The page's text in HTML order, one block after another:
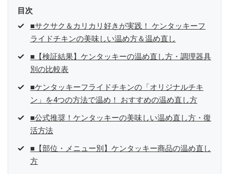
目次
■サクサク＆カリカリ好きが実践！ ケンタッキーフ
ライドチキンの美味しい温め方＆温め直し
■【検証結果】ケンタッキーの温め直し方・調理器具
別の比較表
■ケンタッキーフライドチキンの「オリジナルチキ
ン」を4つの方法で温め！ おすすめの温め直し方
■公式推奨！ケンタッキーの美味しい温め直し方・復
活方法
■【部位・メニュー別】ケンタッキー商品の温め直し
方